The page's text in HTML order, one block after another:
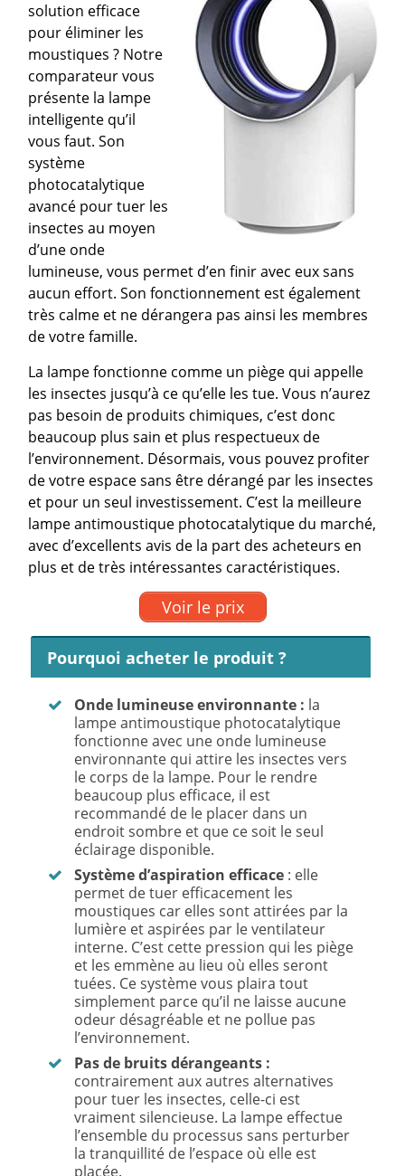
solution efficace
pour éliminer les
moustiques ? Notre
comparateur vous
présente la lampe
intelligente qu’il
vous faut. Son
système
photocatalytique
avancé pour tuer les
insectes au moyen
d’une onde
lumineuse, vous permet d’en finir avec eux sans
aucun effort. Son fonctionnement est également
très calme et ne dérangera pas ainsi les membres
de votre famille.
La lampe fonctionne comme un piège qui appelle
les insectes jusqu’à ce qu’elle les tue. Vous n’aurez
pas besoin de produits chimiques, c’est donc
beaucoup plus sain et plus respectueux de
l’environnement. Désormais, vous pouvez profiter
de votre espace sans être dérangé par les insectes
et pour un seul investissement. C’est la meilleure
lampe antimoustique photocatalytique du marché,
avec d’excellents avis de la part des acheteurs en
plus et de très intéressantes caractéristiques.
Voir le prix
Pourquoi acheter le produit ?
Onde lumineuse environnante : la
lampe antimoustique photocatalytique
fonctionne avec une onde lumineuse
environnante qui attire les insectes vers
le corps de la lampe. Pour le rendre
beaucoup plus efficace, il est
recommandé de le placer dans un
endroit sombre et que ce soit le seul
éclairage disponible.
Système d’aspiration efficace : elle
permet de tuer efficacement les
moustiques car elles sont attirées par la
lumière et aspirées par le ventilateur
interne. C’est cette pression qui les piège
et les emmène au lieu où elles seront
tuées. Ce système vous plaira tout
simplement parce qu’il ne laisse aucune
odeur désagréable et ne pollue pas
l’environnement.
Pas de bruits dérangeants :
contrairement aux autres alternatives
pour tuer les insectes, celle-ci est
vraiment silencieuse. La lampe effectue
l’ensemble du processus sans perturber
la tranquillité de l’espace où elle est
placée.